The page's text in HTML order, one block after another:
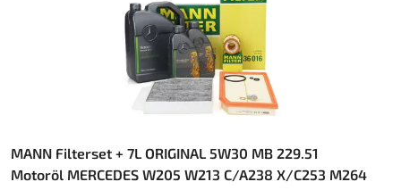
MANN Filterset + 7L ORIGINAL 5W30 MB 229.51
Motoröl MERCEDES W205 W213 C/A238 X/C253 M264